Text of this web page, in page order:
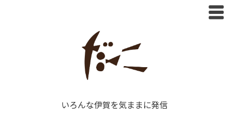
いろんな伊賀を気ままに発信